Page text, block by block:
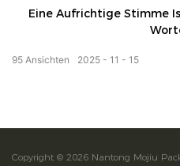
Eine Aufrichtige Stimme
2025 11 15
95 Ansichten
Copyright © 2026 Nantong Mojiu